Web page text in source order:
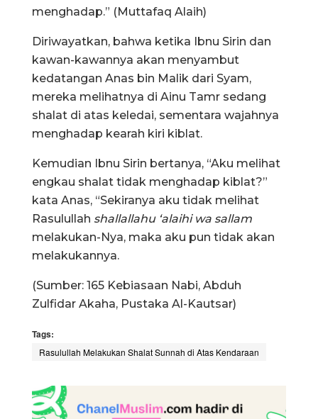
menghadap.” (Muttafaq Alaih)
Diriwayatkan, bahwa ketika Ibnu Sirin dan
kawan-kawannya akan menyambut
kedatangan Anas bin Malik dari Syam,
mereka melihatnya di Ainu Tamr sedang
shalat di atas keledai, sementara wajahnya
menghadap kearah kiri kiblat.
Kemudian Ibnu Sirin bertanya, “Aku melihat
engkau shalat tidak menghadap kiblat?”
kata Anas, “Sekiranya aku tidak melihat
Rasulullah shallallahu ‘alaihi wa sallam
melakukan-Nya, maka aku pun tidak akan
melakukannya.
(Sumber: 165 Kebiasaan Nabi, Abduh
Zulfidar Akaha, Pustaka Al-Kautsar)
Tags:
Rasulullah Melakukan Shalat Sunnah di Atas Kendaraan